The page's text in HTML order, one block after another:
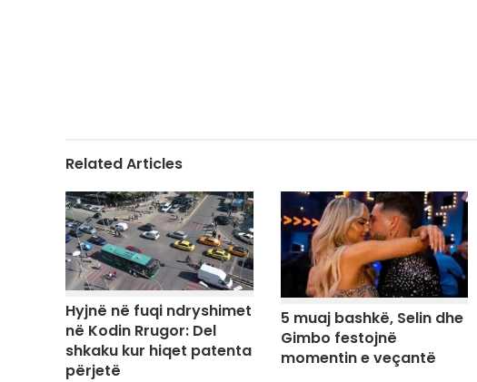
Related Articles
Hyjnë në fuqi ndryshimet
në Kodin Rrugor: Del
shkaku kur hiqet patenta
përjetë
5 muaj bashkë, Selin dhe
Gimbo festojnë
momentin e veçantë